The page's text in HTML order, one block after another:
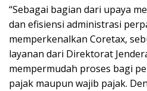
“Sebagai bagian dari upaya
dan efisiensi administrasi
memperkenalkan Coretax,
layanan dari Direktorat
mempermudah proses bagi
pajak maupun wajib pajak.